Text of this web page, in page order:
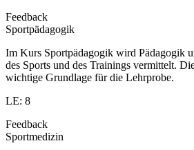
Feedback
Sportpädagogik
Im Kurs Sportpädagogik wird Pädagogik
des Sports und des Trainings vermittelt.
wichtige Grundlage für die Lehrprobe.
LE: 8
Feedback
Sportmedizin